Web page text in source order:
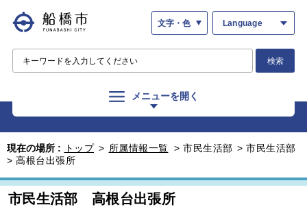
文字・色 Language
検索
メニューを開く
現在の場所 : トップ > 所属情報一覧 > 市民生活部 > 市民生活部
> 高根台出張所
市民生活部 高根台出張所